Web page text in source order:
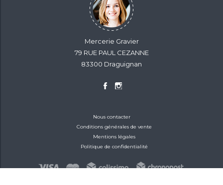
Mercerie Gravier
79 RUE PAUL CEZANNE
83300 Draguignan
Nous contacter
Conditions générales de vente
Mentions légales
Politique de confidentialité